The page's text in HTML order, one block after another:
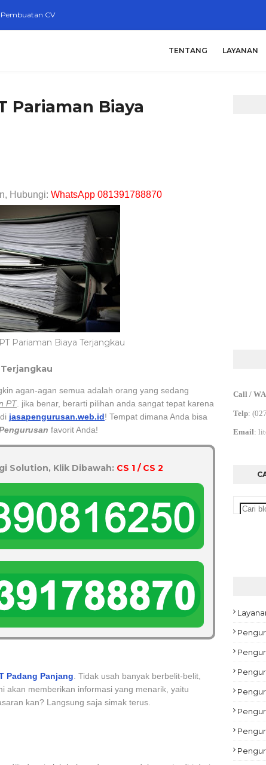
Pembuatan CV
TENTANG LAYANAN
Pariaman Biaya
Hubungi: WhatsApp 081391788870
Pariaman Biaya Terjangkau
agan-agan semua adalah orang yang sedang
PT. jika benar, berarti pilihan anda sangat tepat karena
jasapengurusan.web.id! Tempat dimana Anda bisa
favorit Anda!
Solution, Klik Dibawah: CS 1 / CS 2
Padang Panjang . Tidak usah banyak berbelit-belit,
akan memberikan informasi yang menarik, yaitu
kan? Langsung saja simak terus.
Call /
Telp:
Email: